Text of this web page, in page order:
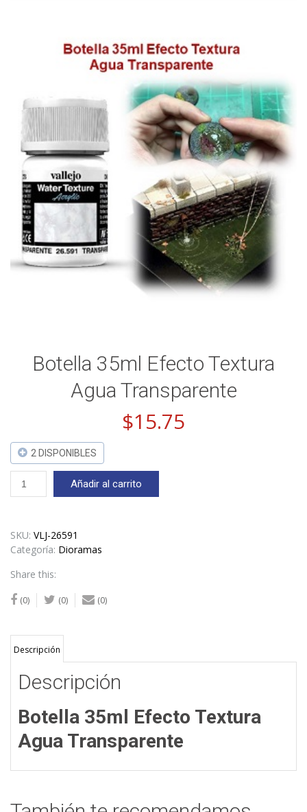
Botella 35ml Efecto Textura
Agua Transparente
$15.75
2 DISPONIBLES
Botella
35ml
Agua
Transparente
Añadir al carrito
SKU: VLJ-26591
Categoría: Dioramas
Share this:
(0) (0) (0)
Descripción
Descripción
Botella 35ml Efecto Textura
Agua Transparente